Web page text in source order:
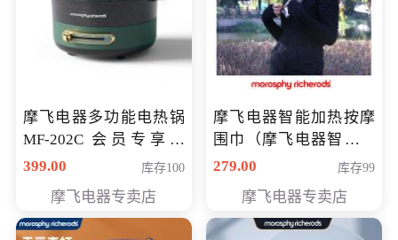
摩飞电器多功能电热锅
MF-202C 会员专享价
269元
399.00 库存100
摩飞电器专卖店
摩飞电器智能加热按摩
围巾（摩飞电器智能加
热按摩围脖） 会员专享
279.00 库存99
摩飞电器专卖店